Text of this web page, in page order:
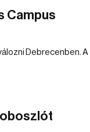
Campus
Debrecenben. A